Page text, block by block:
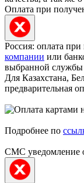
Оплата при
Россия: оплата
компании или
выбранной службы
Для Казахстана,
предварительная
Подробнее по
СМС уведомление